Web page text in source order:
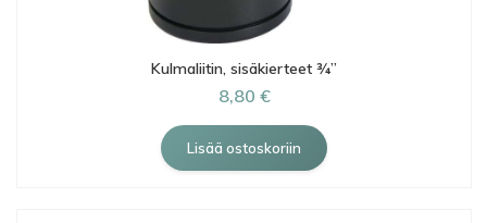
Kulmaliitin, sisäkierteet ¾”
8,80 €